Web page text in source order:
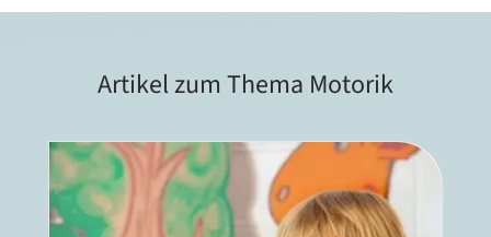
Artikel zum Thema Motorik